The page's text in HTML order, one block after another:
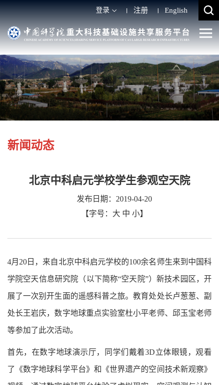
登录 注册 English
新闻动态
北京中科启元学校学生参观空天院
发布日期：2019-04-20
【字号： 大 中 小】
4月20日，来自北京中科启元学校的100余名师生来到中国科
学院空天信息研究院（以下简称“空天院”）新技术园区，开
展了一次别开生面的遥感科普之旅。教育处处长卢葱葱、副
处长王岩庆，数字地球重点实验室杜小平老师、邱玉宝老师
等参加了此次活动。
首先，在数字地球演示厅，同学们戴着3D立体眼镜，观看
了《数字地球科学平台》和《世界遗产的空间技术新观察》